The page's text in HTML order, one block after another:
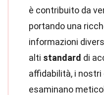
è contribuito da
portando una
informazioni
alti standard di
affidabilità, i nostri
esaminano